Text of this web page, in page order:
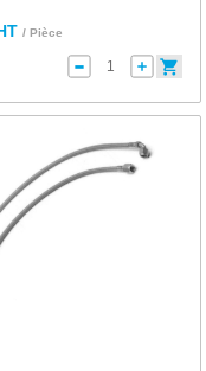
/ Pièce